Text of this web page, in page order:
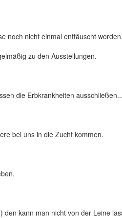
noch nicht einmal enttäuscht worden.
zu den Ausstellungen.
die Erbkrankheiten ausschließen...
bei uns in die Zucht kommen.
kann man nicht von der Leine